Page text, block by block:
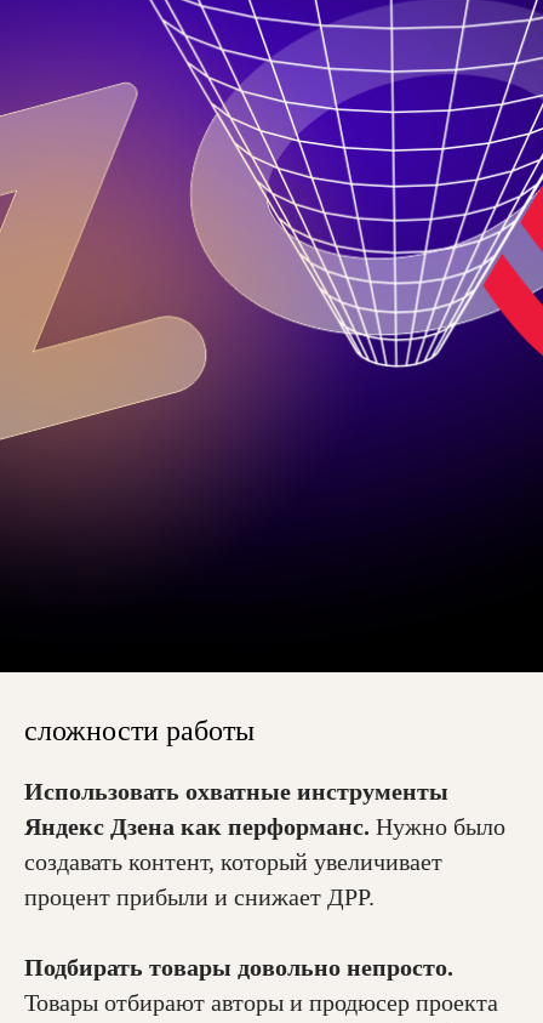
сложности работы
Использовать охватные инструменты
Яндекс Дзена как перформанс. Нужно было
создавать контент, который увеличивает
процент прибыли и снижает ДРР.
Подбирать товары довольно непросто.
Товары отбирают авторы и продюсер проекта